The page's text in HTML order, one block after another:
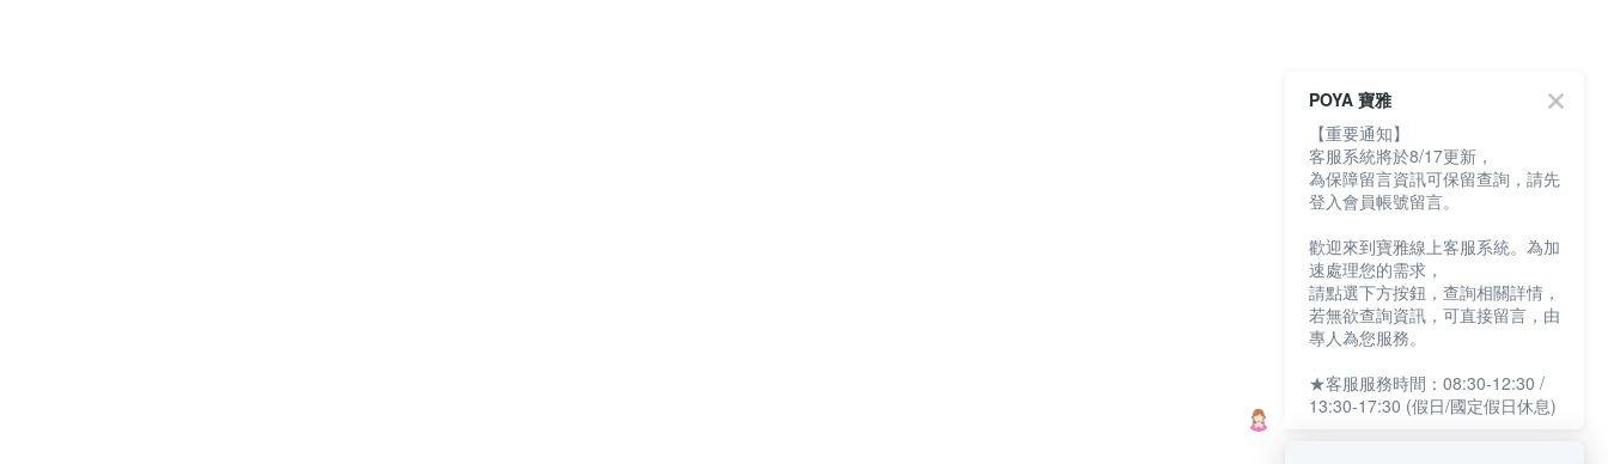
POYA 寶雅
【重要通知】
客服系統將於8/17更新，
為保障留言資訊可保留查詢，請先
登入會員帳號留言。
歡迎來到寶雅線上客服系統。為加
速處理您的需求，
請點選下方按鈕，查詢相關詳情，
若無欲查詢資訊，可直接留言，由
專人為您服務。
★客服服務時間：08:30-12:30 /
13:30-17:30 (假日/國定假日休息)